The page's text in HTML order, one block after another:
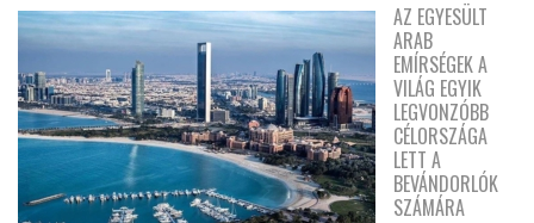
AZ EGYESÜLT
ARAB
EMÍRSÉGEK A
VILÁG EGYIK
LEGVONZÓBB
CÉLORSZÁGA
LETT A
BEVÁNDORLÓK
SZÁMÁRA